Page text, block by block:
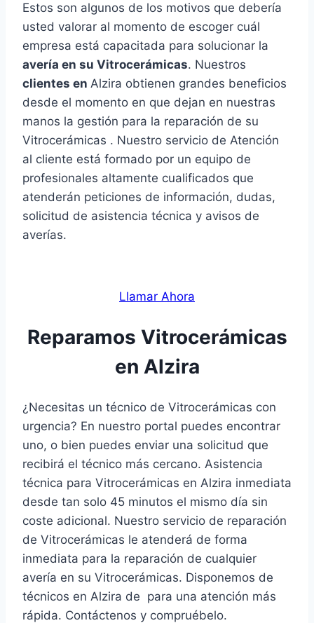
Estos son algunos de los motivos que debería
usted valorar al momento de escoger cuál
empresa está capacitada para solucionar la
avería en su Vitrocerámicas. Nuestros
clientes en Alzira obtienen grandes beneficios
desde el momento en que dejan en nuestras
manos la gestión para la reparación de su
Vitrocerámicas . Nuestro servicio de Atención
al cliente está formado por un equipo de
profesionales altamente cualificados que
atenderán peticiones de información, dudas,
solicitud de asistencia técnica y avisos de
averías.
Llamar Ahora
Reparamos Vitrocerámicas
en Alzira
¿Necesitas un técnico de Vitrocerámicas con
urgencia? En nuestro portal puedes encontrar
uno, o bien puedes enviar una solicitud que
recibirá el técnico más cercano. Asistencia
técnica para Vitrocerámicas en Alzira inmediata
desde tan solo 45 minutos el mismo día sin
coste adicional. Nuestro servicio de reparación
de Vitrocerámicas le atenderá de forma
inmediata para la reparación de cualquier
avería en su Vitrocerámicas. Disponemos de
técnicos en Alzira de para una atención más
rápida. Contáctenos y compruébelo.